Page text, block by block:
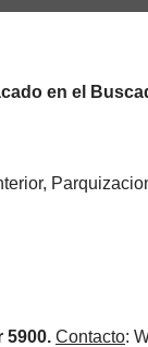
en el
5900. Contacto: